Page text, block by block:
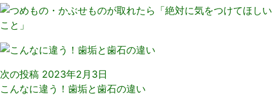
次の投稿 2023年2月3日
こんなに違う！歯垢と歯石の違い